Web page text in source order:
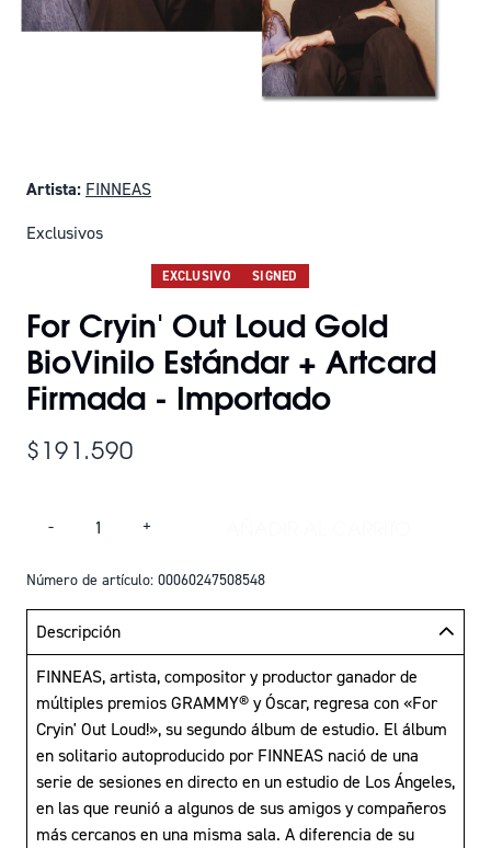
Artista: FINNEAS
Exclusivos
EXCLUSIVO SIGNED
For Cryin' Out Loud Gold
BioVinilo Estándar + Artcard
Firmada - Importado
$191.590
- +
Número de artículo: 00060247508548
Descripción
FINNEAS, artista, compositor y productor ganador de
múltiples premios GRAMMY® y Óscar, regresa con «For
Cryin' Out Loud!», su segundo álbum de estudio. El álbum
en solitario autoproducido por FINNEAS nació de una
serie de sesiones en directo en un estudio de Los Ángeles,
en las que reunió a algunos de sus amigos y compañeros
más cercanos en una misma sala. A diferencia de su